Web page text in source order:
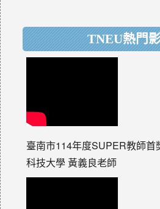
TNEU熱門
臺南市114年度SUPER教師首
科技大學 黃義良老師